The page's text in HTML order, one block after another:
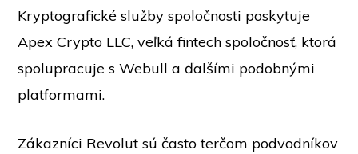
Kryptografické služby spoločnosti poskytuje
Apex Crypto LLC, veľká fintech spoločnosť, ktorá
spolupracuje s Webull a ďalšími podobnými
platformami.
Zákazníci Revolut sú často terčom podvodníkov